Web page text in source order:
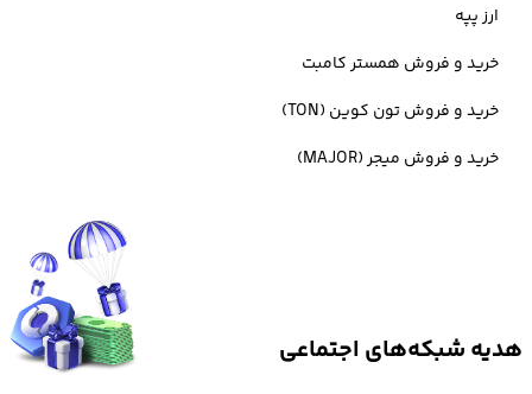
خرید ترون (TRX)
خرید TRX با توجه به محبوبیت این ارز دیجیتال و البته پایین بودن قیمت
برای پرداخت کارمزد و انتقال ارزهای
مختلف، مورد استفاده قرار گرفته و از این رو ارز TRON مورد استقبال
ارز پپه
خرید و فروش همستر کامبت
خرید و فروش تون کوین (TON)
خرید و فروش میجر (MAJOR)
هدیه شبکه‌های اجتماعی